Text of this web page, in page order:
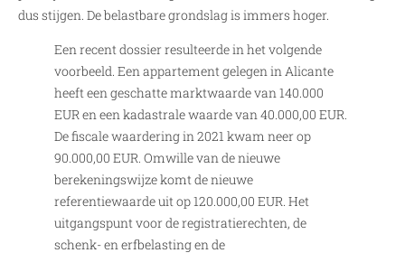
dus stijgen. De belastbare grondslag is immers hoger.
Een recent dossier resulteerde in het volgende
voorbeeld. Een appartement gelegen in Alicante
heeft een geschatte marktwaarde van 140.000
EUR en een kadastrale waarde van 40.000,00 EUR.
De fiscale waardering in 2021 kwam neer op
90.000,00 EUR. Omwille van de nieuwe
berekeningswijze komt de nieuwe
referentiewaarde uit op 120.000,00 EUR. Het
uitgangspunt voor de registratierechten, de
schenk- en erfbelasting en de